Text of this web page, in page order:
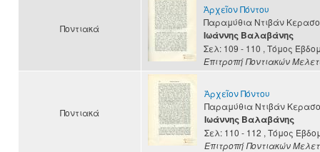
Ποντιακά
Ἀρχεῖον Πόντου
Παραμύθια Ντιβάν
Ιωάννης Βαλαβάνης
Σελ: 109 - 110 , Τόμος
Επιτροπή Ποντιακών
Ποντιακά
Ἀρχεῖον Πόντου
Παραμύθια Ντιβάν
Ιωάννης Βαλαβάνης
Σελ: 110 - 112 , Τόμος
Επιτροπή Ποντιακών